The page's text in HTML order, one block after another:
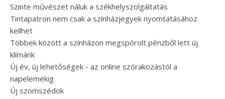
Szinte művészet náluk a székhelyszolgáltatás
Tintapatron nem csak a színházjegyek nyomtatásához
kellhet
Többek között a színházon megspórolt pénzből lett új
klímánk
Új év, új lehetőségek - az online szórakozástól a
napelemekig
Új szomszédok